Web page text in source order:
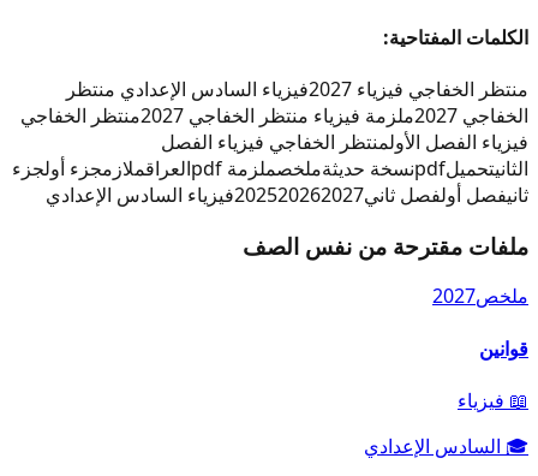
الكلمات المفتاحية:
منتظر الخفاجي فيزياء 2027
فيزياء السادس الإعدادي منتظر
الخفاجي 2027
ملزمة فيزياء منتظر الخفاجي 2027
منتظر الخفاجي
فيزياء الفصل الأولمنتظر الخفاجي فيزياء الفصل
الثانيتحميلpdfنسخة حديثةملخصملزمة pdf العراقملازمجزء أولجزء
ثانيفصل أولفصل ثاني 202520262027 فيزياء السادس الإعدادي
ملفات مقترحة من نفس الصف
ملخص2027
قوانين
📖 فيزياء
🎓 السادس الإعدادي